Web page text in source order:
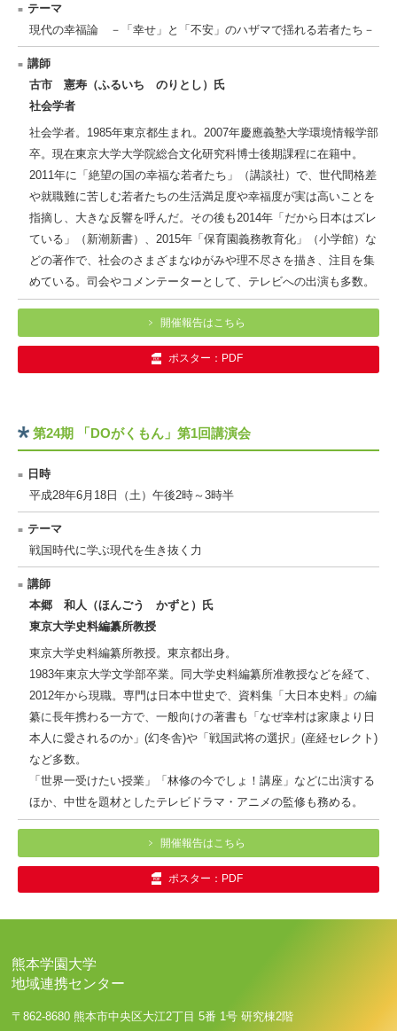
テーマ
現代の幸福論 －「幸せ」と「不安」のハザマで揺れる若者たち－
講師
古市 憲寿（ふるいち のりとし）氏
社会学者
社会学者。1985年東京都生まれ。2007年慶應義塾大学環境情報学部
卒。現在東京大学大学院総合文化研究科博士後期課程に在籍中。
2011年に「絶望の国の幸福な若者たち」（講談社）で、世代間格差
や就職難に苦しむ若者たちの生活満足度や幸福度が実は高いことを
指摘し、大きな反響を呼んだ。その後も2014年「だから日本はズレ
ている」（新潮新書）、2015年「保育園義務教育化」（小学館）な
どの著作で、社会のさまざまなゆがみや理不尽さを描き、注目を集
めている。司会やコメンテーターとして、テレビへの出演も多数。
開催報告はこちら
ポスター：PDF
第24期 「DOがくもん」第1回講演会
日時
平成28年6月18日（土）午後2時～3時半
テーマ
戦国時代に学ぶ現代を生き抜く力
講師
本郷 和人（ほんごう かずと）氏
東京大学史料編纂所教授
東京大学史料編纂所教授。東京都出身。
1983年東京大学文学部卒業。同大学史料編纂所准教授などを経て、
2012年から現職。専門は日本中世史で、資料集「大日本史料」の編
纂に長年携わる一方で、一般向けの著書も「なぜ幸村は家康より日
本人に愛されるのか」(幻冬舎)や「戦国武将の選択」(産経セレクト)
など多数。
「世界一受けたい授業」「林修の今でしょ！講座」などに出演する
ほか、中世を題材としたテレビドラマ・アニメの監修も務める。
開催報告はこちら
ポスター：PDF
熊本学園大学
地域連携センター
〒862-8680 熊本市中央区大江2丁目 5番 1号 研究棟2階